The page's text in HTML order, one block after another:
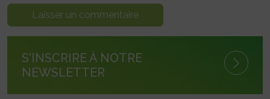
S'INSCRIRE À NOTRE
NEWSLETTER